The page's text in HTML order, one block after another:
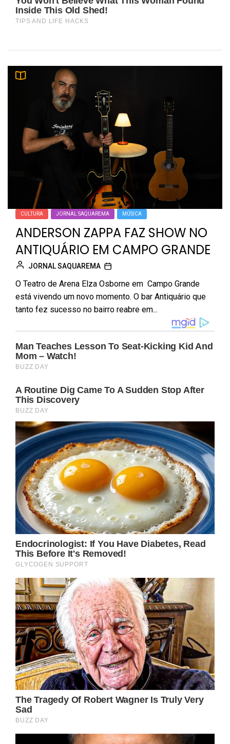
CULTURA JORNAL SAQUAREMA MÚSICA
ANDERSON ZAPPA FAZ SHOW NO
ANTIQUÁRIO EM CAMPO GRANDE
JORNAL SAQUAREMA
O Teatro de Arena Elza Osborne em Campo Grande
está vivendo um novo momento. O bar Antiquário que
tanto fez sucesso no bairro reabre em...